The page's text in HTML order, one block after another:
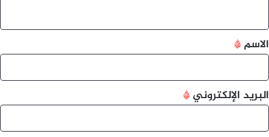
ق
*
الاسم *
البريد الإلكتروني*